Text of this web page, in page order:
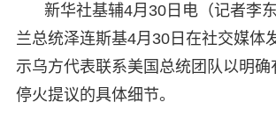
新华社基辅4月30日电（记者李
兰总统泽连斯基4月30日在社交媒体
示乌方代表联系美国总统团队以明确
停火提议的具体细节。